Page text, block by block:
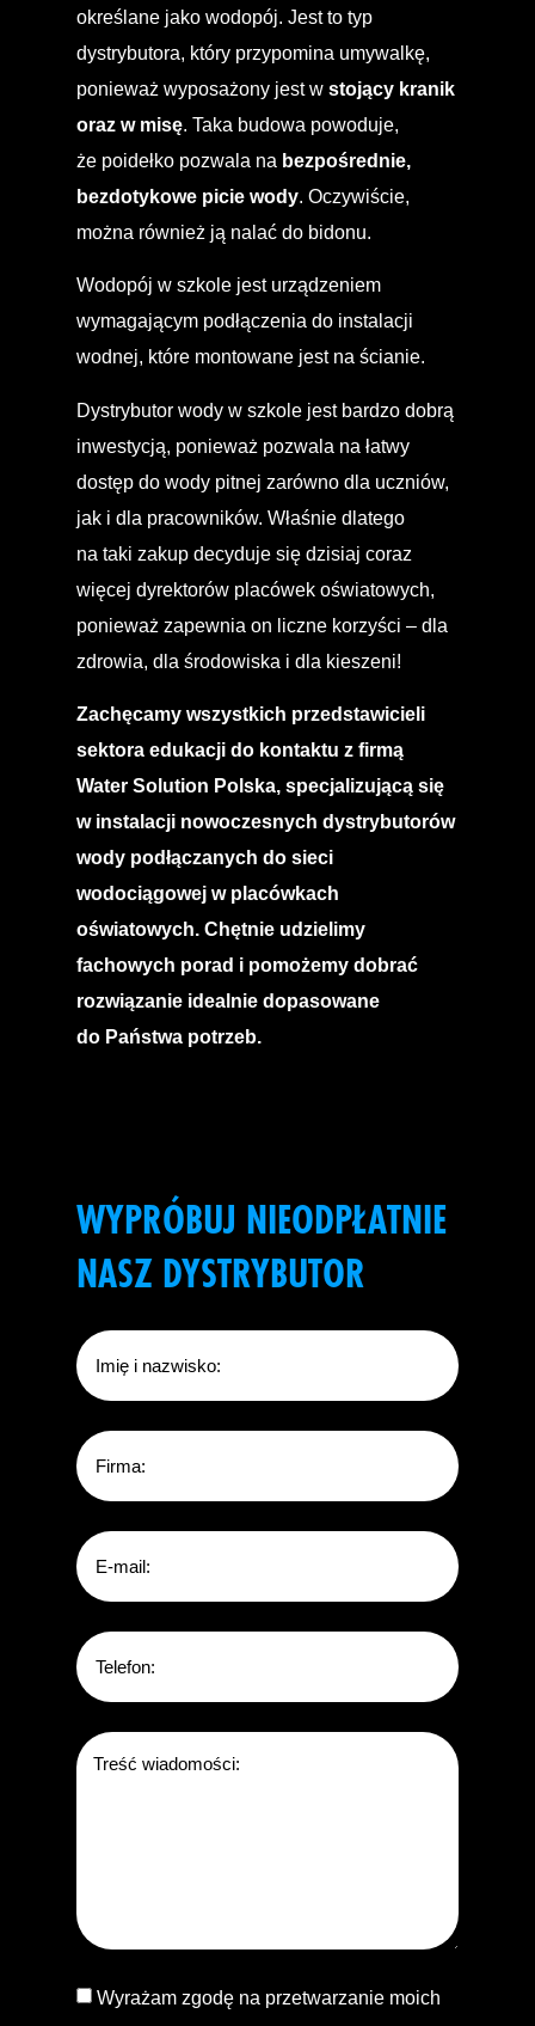
określane jako wodopój. Jest to typ
dystrybutora, który przypomina umywalkę,
ponieważ wyposażony jest w stojący kranik
oraz w misę. Taka budowa powoduje,
że poidełko pozwala na bezpośrednie,
bezdotykowe picie wody. Oczywiście,
można również ją nalać do bidonu.
Wodopój w szkole jest urządzeniem
wymagającym podłączenia do instalacji
wodnej, które montowane jest na ścianie.
Dystrybutor wody w szkole jest bardzo dobrą
inwestycją, ponieważ pozwala na łatwy
dostęp do wody pitnej zarówno dla uczniów,
jak i dla pracowników. Właśnie dlatego
na taki zakup decyduje się dzisiaj coraz
więcej dyrektorów placówek oświatowych,
ponieważ zapewnia on liczne korzyści – dla
zdrowia, dla środowiska i dla kieszeni!
Zachęcamy wszystkich przedstawicieli
sektora edukacji do kontaktu z firmą
Water Solution Polska, specjalizującą się
w instalacji nowoczesnych dystrybutorów
wody podłączanych do sieci
wodociągowej w placówkach
oświatowych. Chętnie udzielimy
fachowych porad i pomożemy dobrać
rozwiązanie idealnie dopasowane
do Państwa potrzeb.
WYPRÓBUJ NIEODPŁATNIE
NASZ DYSTRYBUTOR
Wyrażam zgodę na przetwarzanie moich